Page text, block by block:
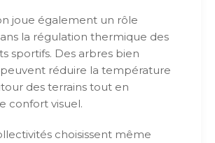
joue également un rôle
la régulation thermique des
sportifs. Des arbres bien
réduire la température
des terrains tout en
confort visuel.
choisissent même